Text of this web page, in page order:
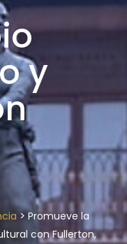
y
>Promueve la
con Fullerton,